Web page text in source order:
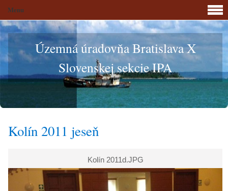
Územná úradovňa Bratislava X
Slovenskej sekcie IPA
Kolín 2011 jeseň
Kolín 2011d.JPG
Menu